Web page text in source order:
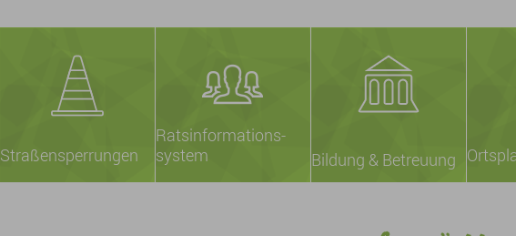
Straßensperrungen
Ratsinformations-
system
Bildung & Betreuung